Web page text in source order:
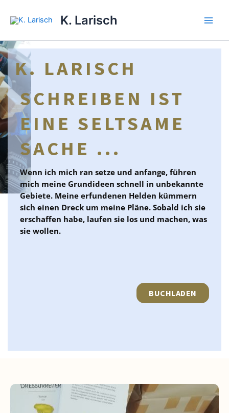
Inhalt
K. Larisch
K. LARISCH
SCHREIBEN IST
EINE SELTSAME
SACHE ...
Wenn ich mich ran setze und anfange, führen
mich meine Grundideen schnell in unbekannte
Gebiete. Meine erfundenen Helden kümmern
sich einen Dreck um meine Pläne. Sobald ich sie
erschaffen habe, laufen sie los und machen, was
sie wollen.
BUCHLADEN